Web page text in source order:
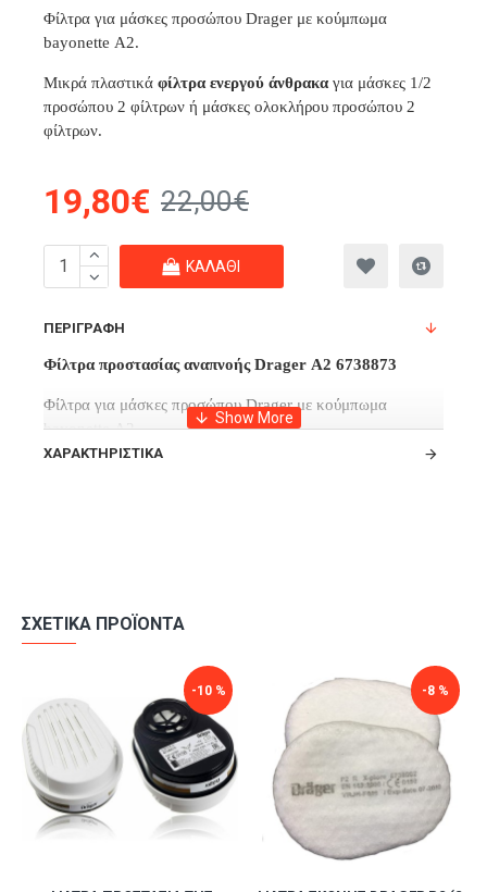
Φίλτρα για μάσκες προσώπου Drager με κούμπωμα
bayonette Α2.
Μικρά πλαστικά φίλτρα ενεργού άνθρακα για μάσκες 1/2
προσώπου 2 φίλτρων ή μάσκες ολοκλήρου προσώπου 2
φίλτρων.
19,80€ 22,00€
ΚΑΛΆΘΙ
ΠΕΡΙΓΡΑΦΉ
Φίλτρα προστασίας αναπνοής Drager Α2 6738873
Φίλτρα για μάσκες προσώπου Drager με κούμπωμα
bayonette Α2.
ΧΑΡΑΚΤΗΡΙΣΤΙΚΆ
ΣΧΕΤΙΚΆ ΠΡΟΪΌΝΤΑ
-10 % -8 %